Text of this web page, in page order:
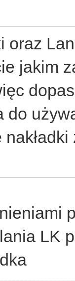
oraz
jakim
do
LK